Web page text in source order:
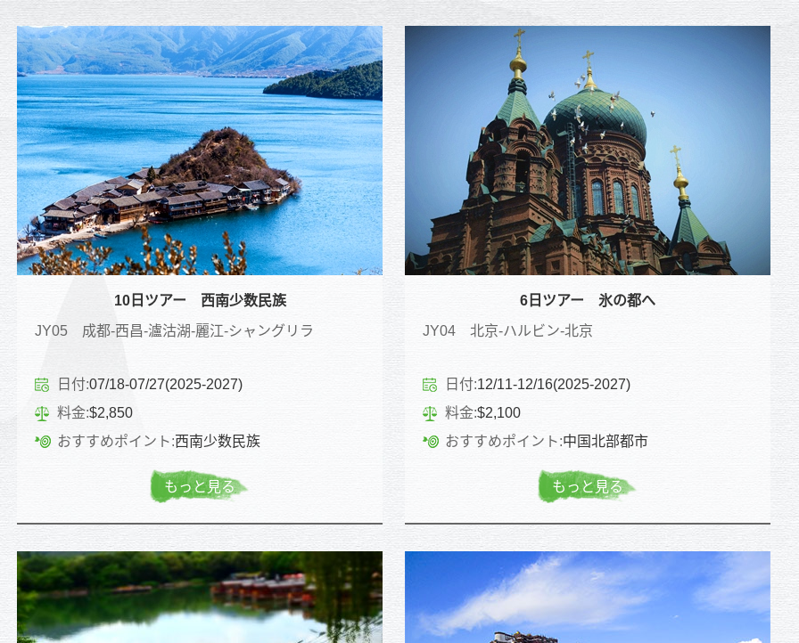
10日ツアー 西南少数民族
JY05 成都-西昌-瀘沽湖-麗江-シャングリラ
日付:07/18-07/27(2025-2027)
料金:$2,850
おすすめポイント:西南少数民族
もっと見る
6日ツアー 氷の都へ
JY04 北京-ハルビン-北京
日付:12/11-12/16(2025-2027)
料金:$2,100
おすすめポイント:中国北部都市
もっと見る